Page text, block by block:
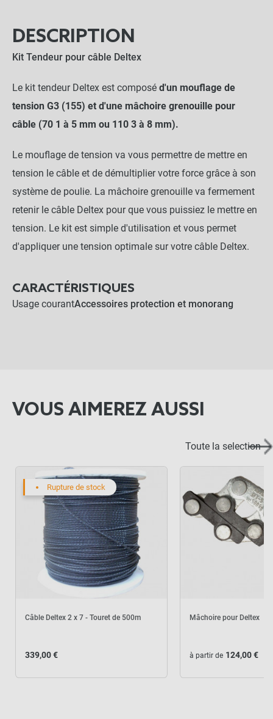
DESCRIPTION
Kit Tendeur pour câble Deltex
Le kit tendeur Deltex est composé d'un mouflage de
tension G3 (155) et d'une mâchoire grenouille pour
câble (70 1 à 5 mm ou 110 3 à 8 mm).
Le mouflage de tension va vous permettre de mettre en
tension le câble et de démultiplier votre force grâce à son
système de poulie. La mâchoire grenouille va fermement
retenir le câble Deltex pour que vous puissiez le mettre en
tension. Le kit est simple d'utilisation et vous permet
d'appliquer une tension optimale sur votre câble Deltex.
CARACTÉRISTIQUES
Usage courantAccessoires protection et monorang
VOUS AIMEREZ AUSSI
Toute la selection
Rupture de stock
Câble Deltex 2 x 7 - Touret de 500m
339,00 €
Mâchoire pour Deltex
à partir de 124,00 €